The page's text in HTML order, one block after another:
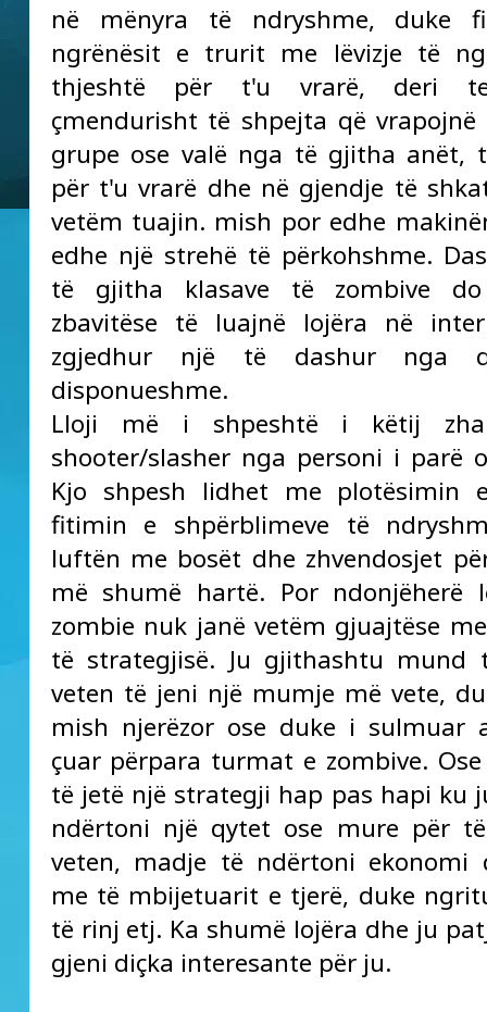
në mënyra të ndryshme, duke
ngrënësit e trurit me lëvizje të
thjeshtë për t'u vrarë, deri
çmendurisht të shpejta që
grupe ose valë nga të gjitha anët,
për t'u vrarë dhe në gjendje të
vetëm tuajin. mish por edhe
edhe një strehë të përkohshme.
të gjitha klasave të zombive
zbavitëse të luajnë lojëra në
zgjedhur një të dashur nga
disponueshme.
Lloji më i shpeshtë i këtij
shooter/slasher nga personi i parë
Kjo shpesh lidhet me plotësimin
fitimin e shpërblimeve të
luftën me bosët dhe zhvendosjet
më shumë hartë. Por ndonjëherë
zombie nuk janë vetëm gjuajtëse
të strategjisë. Ju gjithashtu mund
veten të jeni një mumje më vete,
mish njerëzor ose duke i sulmuar
çuar përpara turmat e zombive.
të jetë një strategji hap pas hapi ku
ndërtoni një qytet ose mure për
veten, madje të ndërtoni ekonomi
me të mbijetuarit e tjerë, duke
të rinj etj. Ka shumë lojëra dhe ju
gjeni diçka interesante për ju.